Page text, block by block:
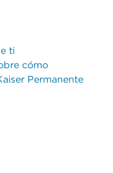
ti
cómo
Permanente